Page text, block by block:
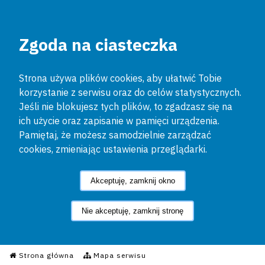
Zgoda na ciasteczka
Strona używa plików cookies, aby ułatwić Tobie
korzystanie z serwisu oraz do celów statystycznych.
Jeśli nie blokujesz tych plików, to zgadzasz się na
ich użycie oraz zapisanie w pamięci urządzenia.
Pamiętaj, że możesz samodzielnie zarządzać
cookies, zmieniając ustawienia przeglądarki.
Akceptuję, zamknij okno
Nie akceptuję, zamknij stronę
Strona główna Mapa serwisu
Informacyjny Serwis